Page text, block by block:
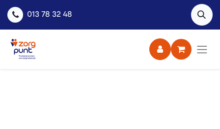
013 78 32 48